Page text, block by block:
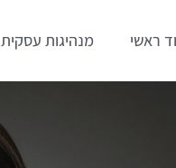
ראשי מנהיגות עסקית